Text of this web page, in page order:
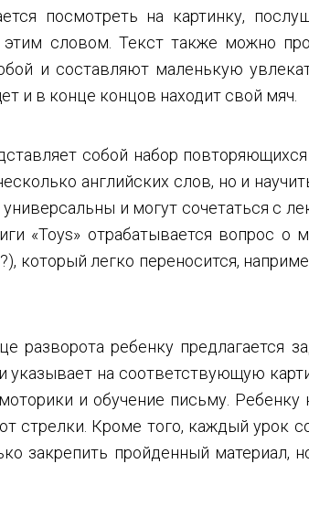
посмотреть на картинку,
этим словом. Текст также можно
и составляют маленькую
и в конце концов находит свой мяч.
собой набор
английских слов, но и
и могут сочетаться с
«Toys» отрабатывается вопрос о
который легко переносится,
разворота ребенку предлагается
указывает на соответствующую
и обучение письму.
стрелки. Кроме того, каждый урок
закрепить пройденный материал,